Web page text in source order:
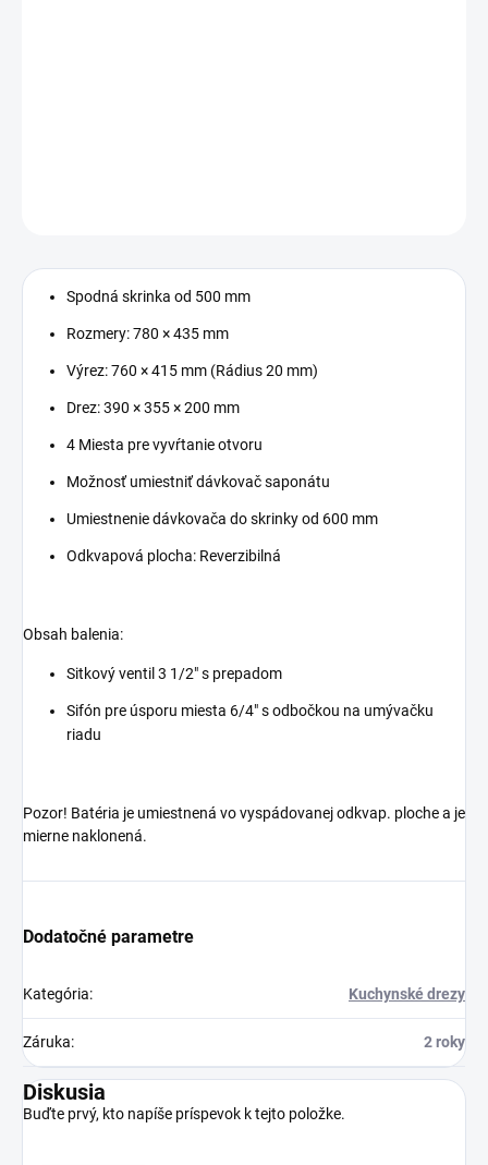
Spodná skrinka od 500 mm
Rozmery: 780 × 435 mm
Výrez: 760 × 415 mm (Rádius 20 mm)
Drez: 390 × 355 × 200 mm
4 Miesta pre vyvŕtanie otvoru
Možnosť umiestniť dávkovač saponátu
Umiestnenie dávkovača do skrinky od 600 mm
Odkvapová plocha: Reverzibilná
Obsah balenia:
Sitkový ventil 3 1/2" s prepadom
Sifón pre úsporu miesta 6/4" s odbočkou na umývačku
riadu
Pozor! Batéria je umiestnená vo vyspádovanej odkvap. ploche a je
mierne naklonená.
Dodatočné parametre
Kategória: Kuchynské drezy
Záruka: 2 roky
Diskusia
Buďte prvý, kto napíše príspevok k tejto položke.